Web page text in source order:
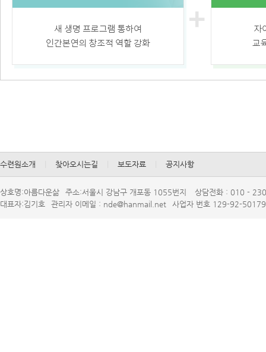
수련원소개 찾아오시는길 보도자료 공지사항
상호명:아름다운삶 주소:서울시강남구개포동1055번지
상담전화:010-
대표자:김기호
관리자이메일:nde@hanmail.net 사업자번호129-92-50179